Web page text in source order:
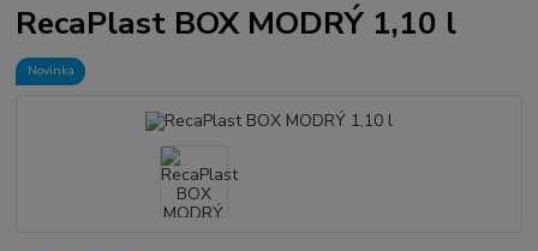
RecaPlast BOX MODRÝ 1,10 l
Novinka